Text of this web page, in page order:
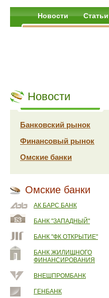
Новости Статьи
Новости
Банковский рынок
Финансовый рынок
Омские банки
Омские банки
АК БАРС БАНК
БАНК "ЗАПАДНЫЙ"
БАНК "ФК ОТКРЫТИЕ"
БАНК ЖИЛИЩНОГО
ФИНАНСИРОВАНИЯ
ВНЕШПРОМБАНК
ГЕНБАНК